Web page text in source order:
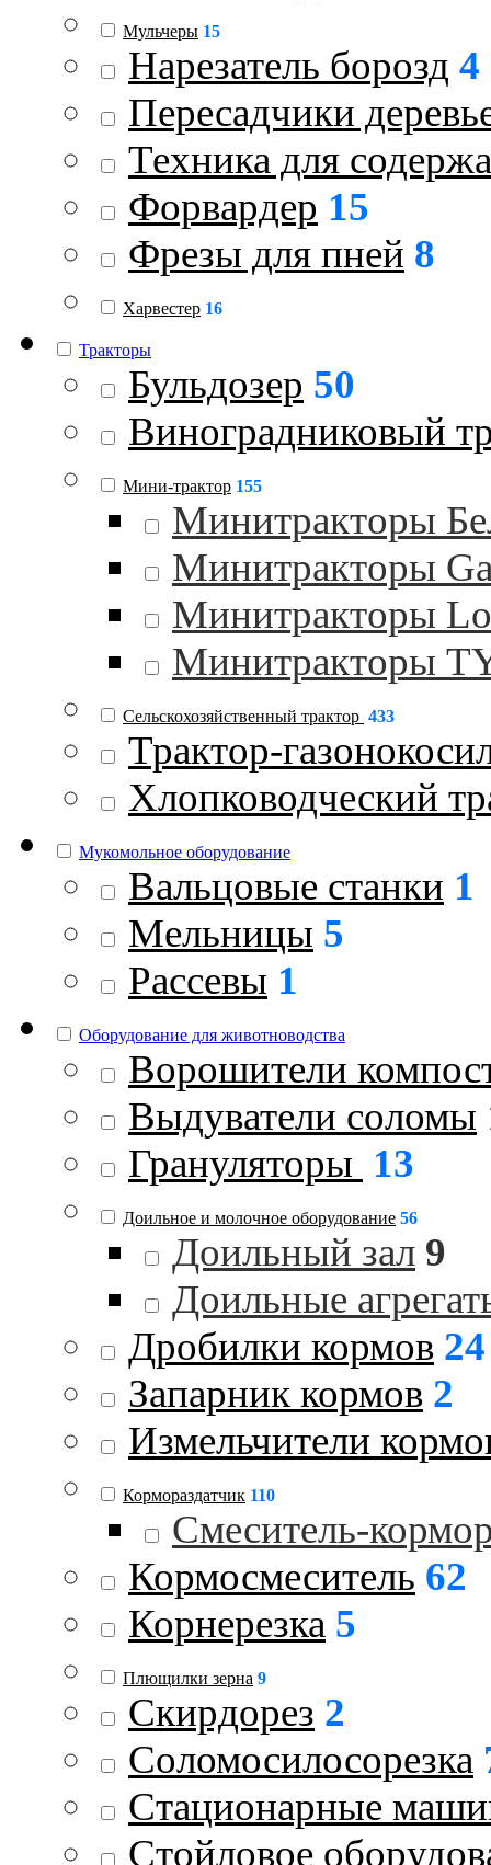
Мульчеры 15
Нарезатель борозд 4
Пересадчики
Техника для
Форвардер 15
Фрезы для пней 8
Харвестер 16
Тракторы
Бульдозер 50
Виноградниковый
Мини-трактор 155
Минитракторы
Минитракторы
Минитракторы
Минитракторы
Сельскохозяйственный трактор 433
Трактор-
Хлопководческий
Мукомольное оборудование
Вальцовые станки 1
Мельницы 5
Рассевы 1
Оборудование для животноводства
Ворошители
Выдуватели соломы
Грануляторы 13
Доильное и молочное оборудование 56
Доильный зал 9
Доильные
Дробилки кормов 24
Запарник кормов 2
Измельчители
Кормораздатчик 110
Смеситель-
Кормосмеситель 62
Корнерезка 5
Плющилки зерна 9
Скирдорез 2
Соломосилосорезка
Стационарные
Стойловое